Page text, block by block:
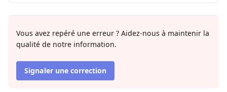
Vous avez repéré une erreur ? Aidez-nous à maintenir la
qualité de notre information.
Signaler une correction